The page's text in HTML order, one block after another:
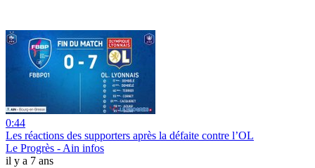
0:44
Les réactions des supporters après la défaite contre l’OL
Le Progrès - Ain infos
il y a 7 ans